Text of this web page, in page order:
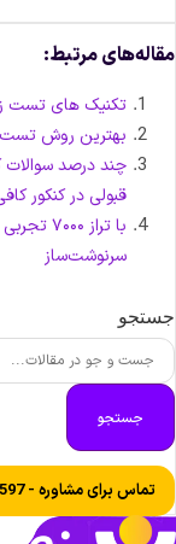
مرتبط:
تکنیک های تست
بهترین روش تست
چند درصد سوالات
قبولی در کنکور
با تراز
سرنوشت‌ساز
جستجو
تماس برای مشاوره - 09103117597